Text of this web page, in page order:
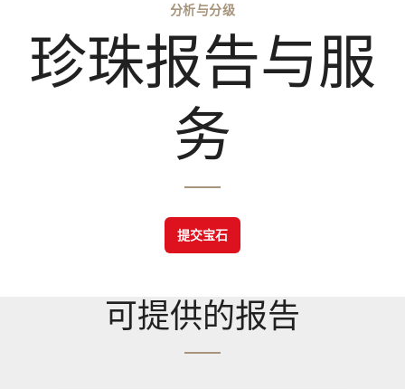
分析与分级
珍珠报告与服
务
提交宝石
可提供的报告